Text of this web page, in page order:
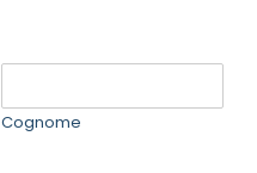
Cognome